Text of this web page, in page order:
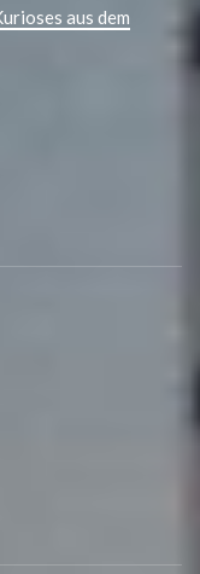
aus dem